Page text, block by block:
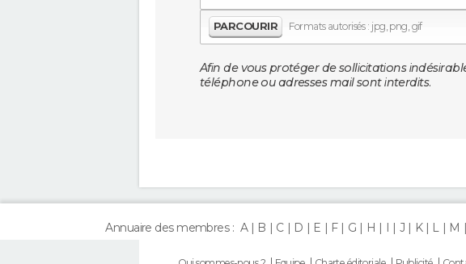
PARCOURIR Formats autorisés : jpg, png, gif
Afin de vous protéger de sollicitations
téléphone ou adresses mail sont interdits.
Annuaire des membres : A B C D E F G H I J K L M